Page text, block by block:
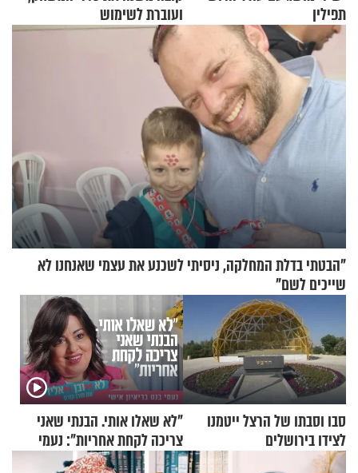
תפילין
ועוברת לשימוש
בתלת־אופנועים סולאריים
"הבטתי בדלת המחלקה, ניסיתי לשכנע את עצמי שאנחנו לא
שייכים לשם"
סבו וסבתו של הרצל ייטמנו
לצידו בירושלים
"לא שאלו אותי. הבנתי שאני
צריכה לקחת אחריות": נעמי
בנט בריאיון אישי